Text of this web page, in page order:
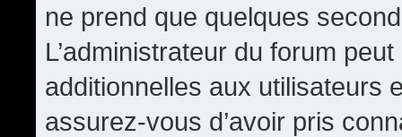
ne prend que quelques
L’administrateur du forum
additionnelles aux utilisateurs
assurez-vous d’avoir pris